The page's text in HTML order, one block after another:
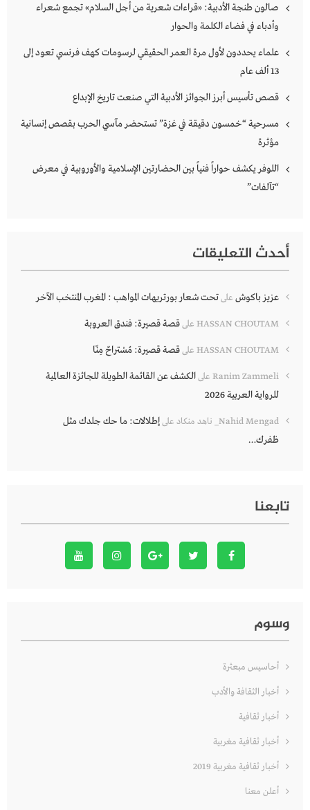
صالون طنجة الأدبية: «قراءات شعرية من أجل السلام» تجمع شعراء
وأدباء في فضاء الكلمة والحوار
علماء يحددون لأول مرة العمر الحقيقي لرسومات كهف فرنسي تعود إلى
13 ألف عام
قصص تأسيس أبرز الجوائز الأدبية التي صنعت تاريخ الإبداع
مسرحية “خمسون دقيقة في غزة” تستحضر مآسي الحرب بقصص إنسانية
مؤثرة
اللوفر يكشف حواراً فنياً بين الحضارتين الإسلامية والأوروبية في معرض
“تآلفات”
أحدث التعليقات
عزيز باكوش علىتحت شعار بورتريهات المواهب : المغرب المنتخب الآخر
HASSAN CHOUTAM علىقصة قصيرة: فندق العروبة
HASSAN CHOUTAM علىقصة قصيرة: مُسْتراحٌ مِنّا
Ranim Zammeli علىالكشف عن القائمة الطويلة للجائزة العالمية
للرواية العربية 2026
Nahid Mengad_ ناهد منكاد علىإطلالات: ما حك جلدك مثل
ظفرك…
تابعنا
وسوم
أحاسيس مبعثرة
أخبار الثقافة والأدب
أخبار ثقافية
أخبار ثقافية مغربية
أخبار ثقافية مغربية 2019
أعلن معنا